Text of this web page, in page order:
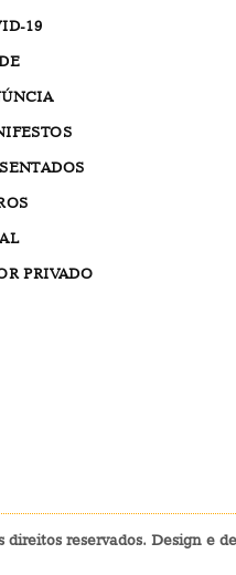
19
PRIVADO
reservados. Design e